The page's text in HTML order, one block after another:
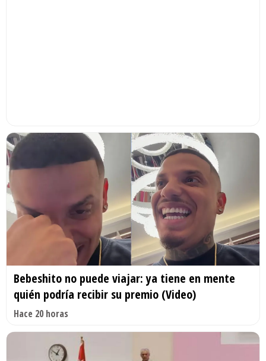
Bebeshito no puede viajar: ya tiene en mente
quién podría recibir su premio (Video)
Hace 20 horas